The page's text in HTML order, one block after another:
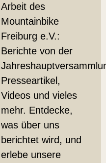
Arbeit des
Mountainbike
Freiburg e.V.:
Berichte von der
Presseartikel,
Videos und vieles
mehr. Entdecke,
was über uns
berichtet wird, und
erlebe unsere